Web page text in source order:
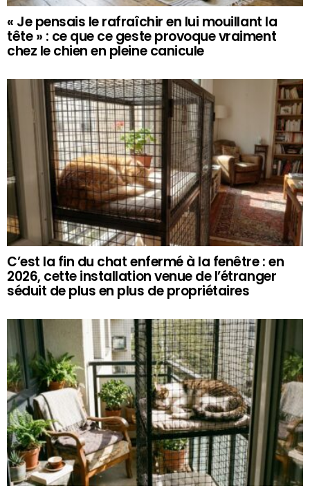
« Je pensais le rafraîchir en lui mouillant la
tête » : ce que ce geste provoque vraiment
chez le chien en pleine canicule
C’est la fin du chat enfermé à la fenêtre : en
2026, cette installation venue de l’étranger
séduit de plus en plus de propriétaires